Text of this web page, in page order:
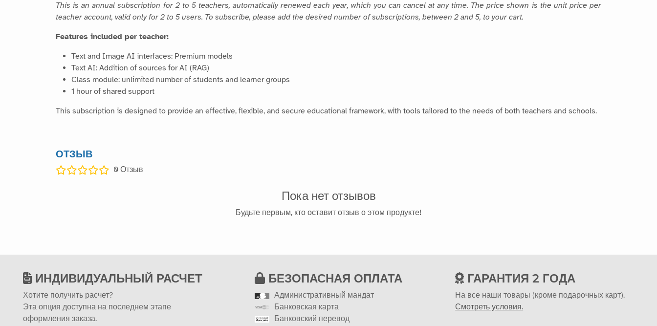
This is an annual subscription for 2 to 5 teachers, automatically renewed each year, which you can cancel at any time. The price shown is the unit price per
teacher account, valid only for 2 to 5 users. To subscribe, please add the desired number of subscriptions, between 2 and 5, to your cart.
Features included per teacher:
Text and Image AI interfaces: Premium models
Text AI: Addition of sources for AI (RAG)
Class module: unlimited number of students and learner groups
1 hour of shared support
This subscription is designed to provide an effective, flexible, and secure educational framework, with tools tailored to the needs of both teachers and schools.
ОТЗЫВ
0 Отзыв
Пока нет отзывов
Будьте первым, кто оставит отзыв о этом продукте!
ИНДИВИДУАЛЬНЫЙ РАСЧЕТ
Хотите получить расчет?
Эта опция доступна на последнем этапе
оформления заказа.
БЕЗОПАСНАЯ ОПЛАТА
Административный мандат
Банковская карта
Банковский перевод
ГАРАНТИЯ 2 ГОДА
На все наши товары (кроме подарочных карт).
Смотреть условия.